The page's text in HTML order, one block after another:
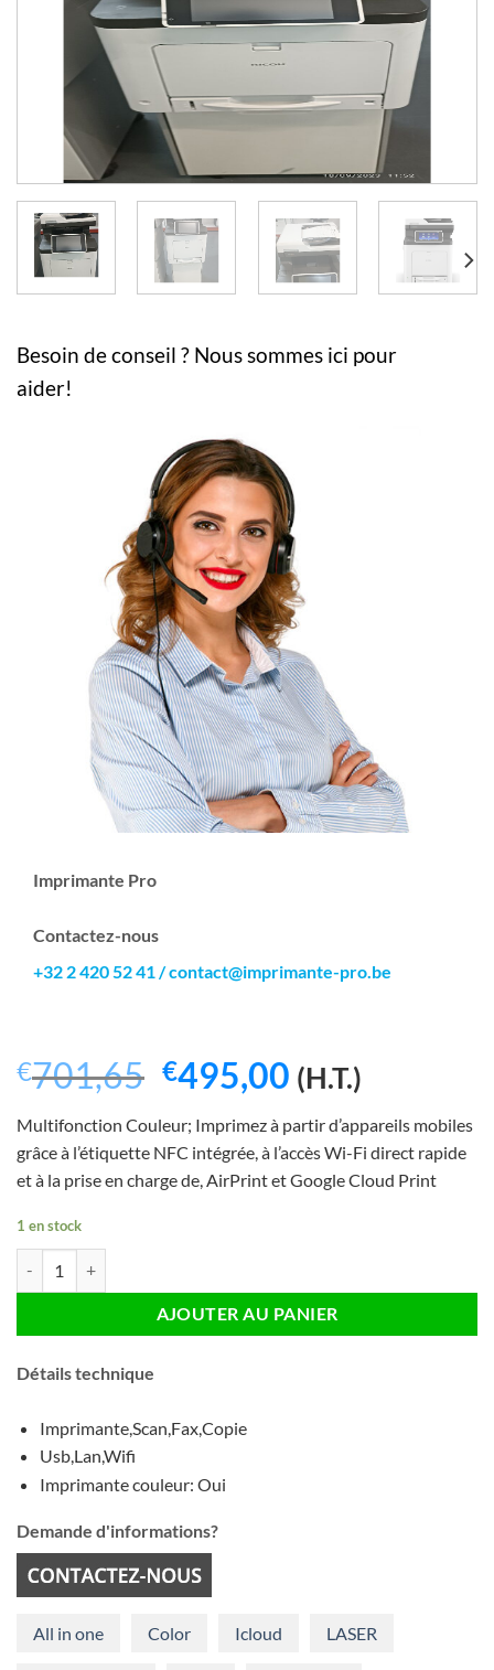
Besoin de conseil ? Nous sommes ici pour
aider!
Imprimante Pro
Contactez-nous
+32 2 420 52 41/contact@imprimante-pro.be
€701,65 Le
prix
initial
était :
€495,00Le
prix
actuel
est :
(H.T.)
Multifonction Couleur; Imprimez à partir d’appareils mobiles
grâce à l’étiquette NFC intégrée, à l’accès Wi-Fi direct rapide
et à la prise en charge de, AirPrint et Google Cloud Print
1 en stock
AJOUTER AU PANIER
Détails technique
Imprimante,Scan,Fax,Copie
Usb,Lan,Wifi
Imprimante couleur: Oui
Demande d'informations?
All in one Color Icloud LASER